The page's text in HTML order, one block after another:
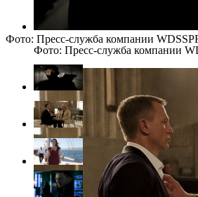
Фото: Пресс-служба компании
Фото: Пресс-служба компании